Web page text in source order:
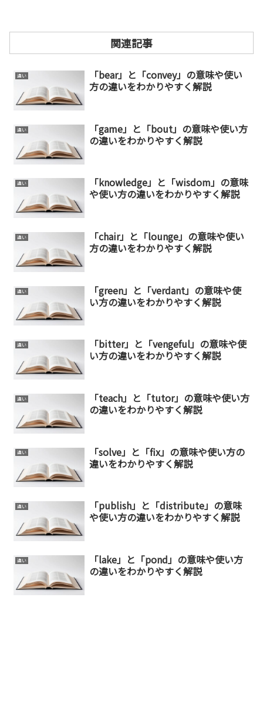
関連記事
違い
「bear」と「convey」の意味や使い
方の違いをわかりやすく解説
違い
「game」と「bout」の意味や使い方
の違いをわかりやすく解説
違い
「knowledge」と「wisdom」の意味
や使い方の違いをわかりやすく解説
違い
「chair」と「lounge」の意味や使い
方の違いをわかりやすく解説
違い
「green」と「verdant」の意味や使
い方の違いをわかりやすく解説
違い
「bitter」と「vengeful」の意味や使
い方の違いをわかりやすく解説
違い
「teach」と「tutor」の意味や使い方
の違いをわかりやすく解説
違い
「solve」と「fix」の意味や使い方の
違いをわかりやすく解説
違い
「publish」と「distribute」の意味
や使い方の違いをわかりやすく解説
違い
「lake」と「pond」の意味や使い方
の違いをわかりやすく解説